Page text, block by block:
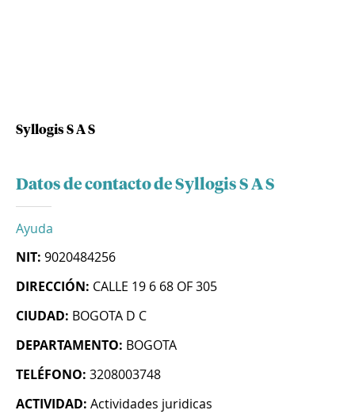
Syllogis S A S
Datos de contacto de Syllogis S A S
Ayuda
NIT: 9020484256
DIRECCIÓN: CALLE 19 6 68 OF 305
CIUDAD: BOGOTA D C
DEPARTAMENTO: BOGOTA
TELÉFONO: 3208003748
ACTIVIDAD: Actividades juridicas